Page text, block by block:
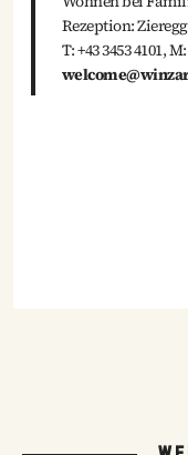
Rezeption:
T: +43 3453 4101,